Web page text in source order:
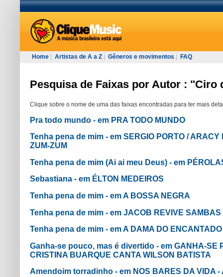
Home Artistas de A a Z Gêneros e movimentos FAQ
Pesquisa de Faixas por Autor : "Ciro
Clique sobre o nome de uma das faixas encontradas para ter mais
Pra todo mundo - em PRA TODO MUNDO
Tenha pena de mim - em SERGIO PORTO /
ZUM-ZUM
Tenha pena de mim (Ai ai meu Deus) - em
Sebastiana - em ÉLTON MEDEIROS
Tenha pena de mim - em A BOSSA NEGRA
Tenha pena de mim - em JACOB REVIVE
Tenha pena de mim - em A DAMA DO ENCANTADO
Ganha-se pouco, mas é divertido - em GANHA-SE
CRISTINA BUARQUE CANTA WILSON BATISTA
Amendoim torradinho - em NOS BARES DA VIDA -